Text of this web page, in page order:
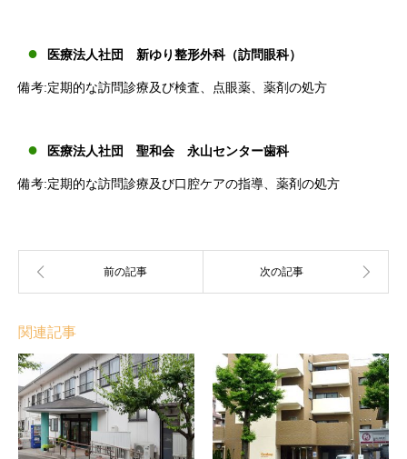
医療法人社団 新ゆり整形外科（訪問眼科）
備考:定期的な訪問診療及び検査、点眼薬、薬剤の処方
医療法人社団 聖和会 永山センター歯科
備考:定期的な訪問診療及び口腔ケアの指導、薬剤の処方
関連記事